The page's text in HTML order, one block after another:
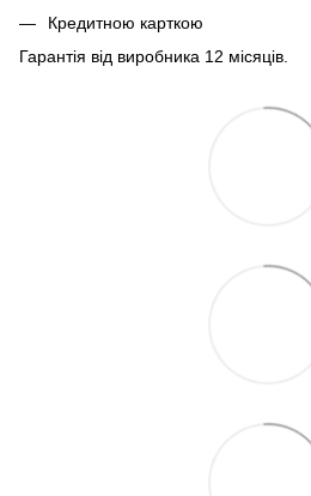
Кредитною карткою
Гарантія від виробника 12 місяців.